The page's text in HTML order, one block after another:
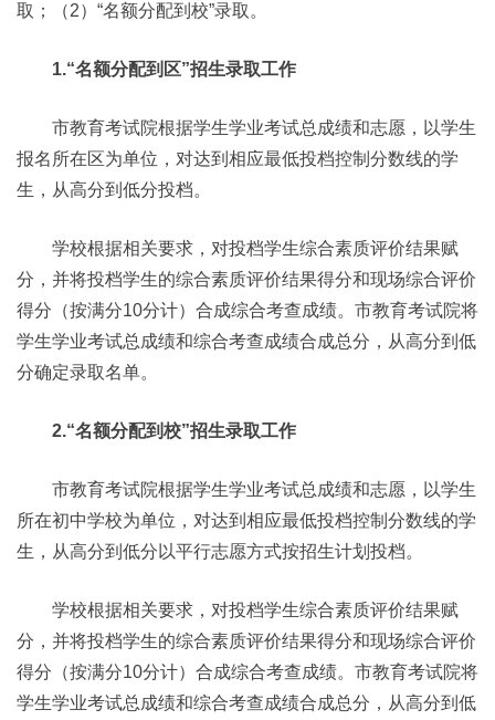
取；（2）“名额分配到校”录取。
1.“名额分配到区”招生录取工作
市教育考试院根据学生学业考试总成绩和志愿，以学生
报名所在区为单位，对达到相应最低投档控制分数线的学
生，从高分到低分投档。
学校根据相关要求，对投档学生综合素质评价结果赋
分，并将投档学生的综合素质评价结果得分和现场综合评价
得分（按满分10分计）合成综合考查成绩。市教育考试院将
学生学业考试总成绩和综合考查成绩合成总分，从高分到低
分确定录取名单。
2.“名额分配到校”招生录取工作
市教育考试院根据学生学业考试总成绩和志愿，以学生
所在初中学校为单位，对达到相应最低投档控制分数线的学
生，从高分到低分以平行志愿方式按招生计划投档。
学校根据相关要求，对投档学生综合素质评价结果赋
分，并将投档学生的综合素质评价结果得分和现场综合评价
得分（按满分10分计）合成综合考查成绩。市教育考试院将
学生学业考试总成绩和综合考查成绩合成总分，从高分到低